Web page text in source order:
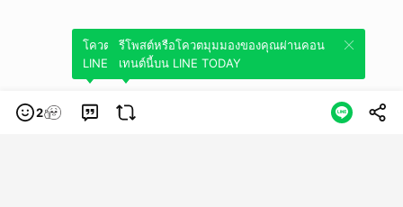
2
โควตมุมมองของคุณผ่านคอนเทนต์นี้บน
LINE TODAY
รีโพสต์หรือโควตมุมมองของคุณผ่านคอน
เทนต์นี้บน LINE TODAY